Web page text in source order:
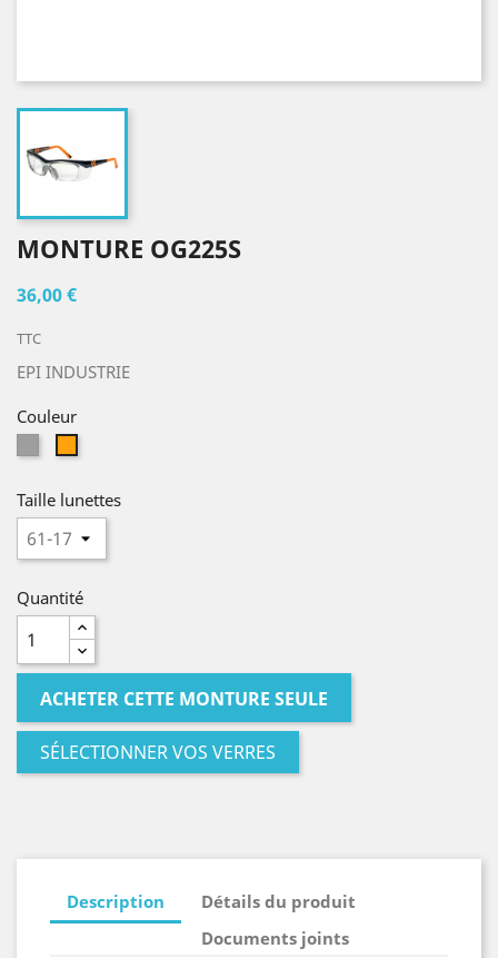
MONTURE OG225S
36,00 €
TTC
EPI INDUSTRIE
Couleur
Taille lunettes
Quantité
ACHETER CETTE MONTURE SEULE
SÉLECTIONNER VOS VERRES
Description
Détails du produit
Documents joints